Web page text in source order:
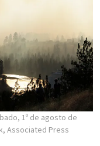
1º de agosto de
Associated Press